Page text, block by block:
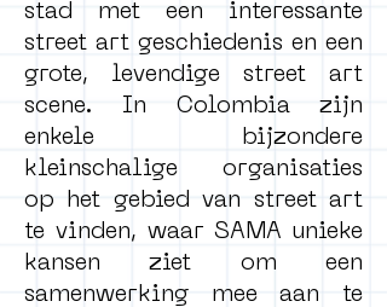
stad met een interessante
street art geschiedenis en een
grote, levendige street art
scene. In Colombia zijn
enkele bijzondere
kleinschalige organisaties
op het gebied van street art
te vinden, waar SAMA unieke
kansen ziet om een
samenwerking mee aan te